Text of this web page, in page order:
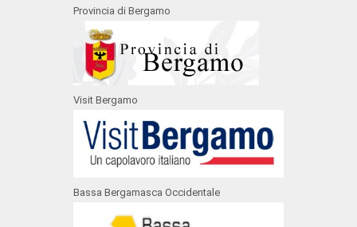
Provincia di Bergamo
Visit Bergamo
Bassa Bergamasca Occidentale